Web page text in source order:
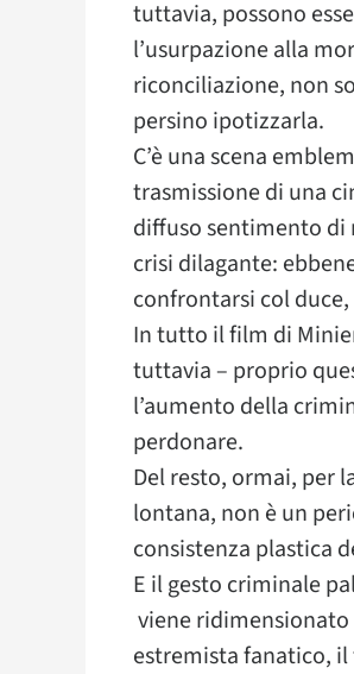
tuttavia, possono
l’usurpazione alla
riconciliazione, non
persino ipotizzarla.
C’è una scena
trasmissione di una
diffuso sentimento di
crisi dilagante:
confrontarsi col
In tutto il film di
tuttavia – proprio
l’aumento della
perdonare.
Del resto, ormai, per
lontana, non è un
consistenza plastica
E il gesto criminale
viene
estremista fanatico,